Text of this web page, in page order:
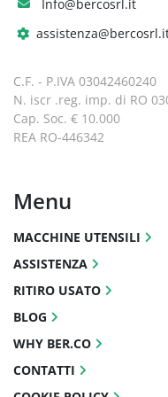
perdita di
quando il
un motore
meccanismo
una potenza
utensili
ruotano solo
ridurre la
processo di
un'unica
all'uscita,
Info@bercosrl.it
C.F. - P.IVA 03042460240
N. iscr .reg. imp. di RO
Cap. Soc. € 10.000
REA RO-446342
Menu
MACCHINE UTENSILI
ASSISTENZA
RITIRO USATO
BLOG
WHY BER.CO
CONTATTI